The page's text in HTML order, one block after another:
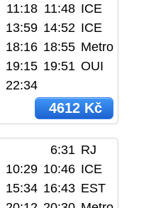
11:18 11:48 ICE
13:59 14:52 ICE
18:16 18:55 Metro
19:15 19:51 OUI
22:34
4612 Kč
6:31 RJ
10:29 10:46 ICE
15:34 16:43 EST